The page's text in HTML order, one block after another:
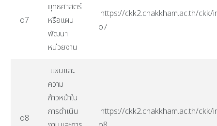
o7
ยุทธศาสตร์
หรือแผน
พัฒนา
หน่วยงาน
https://ckk2.chakkham.ac.th/
o7
o8
แผนและ
ความ
ก้าวหน้าใน
การดำเนิน
https://ckk2.chakkham.ac.th/